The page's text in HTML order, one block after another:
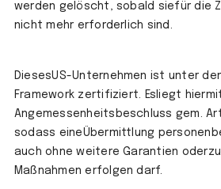
werden gelöscht, sobald siefür die
nicht mehr erforderlich sind.
DiesesUS-Unternehmen ist unter
Framework zertifiziert. Esliegt
Angemessenheitsbeschluss gem.
sodass eineÜbermittlung
auch ohne weitere Garantien
Maßnahmen erfolgen darf.